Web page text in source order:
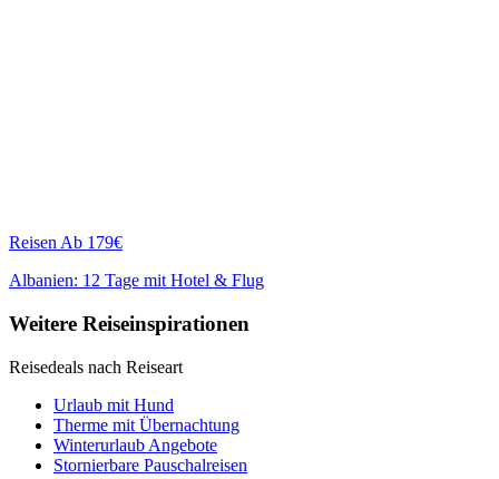
Reisen Ab 179€
Albanien: 12 Tage mit Hotel & Flug
Weitere Reiseinspirationen
Reisedeals nach Reiseart
Urlaub mit Hund
Therme mit Übernachtung
Winterurlaub Angebote
Stornierbare Pauschalreisen